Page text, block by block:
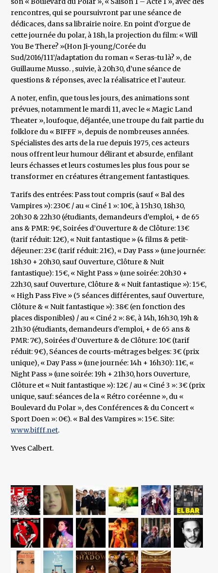
rencontres, qui se poursuivront par une séance de
dédicaces, dans sa librairie noire. En point d’orgue de
cette journée du polar, à 18h, la projection du film: « Will
You Be There? »(Hon Ji-young/Corée du
Sud/2016/111’/adaptation du roman « Seras-tu là? », de
Guillaume Musso. , suivie, à 20h30, d’une séance de
questions & réponses, avec la réalisatrice et l’auteur.
A noter, enfin, que tous les jours, des animations sont
prévues, notamment le mardi 11, avec le « Magic Land
Theater », loufoque, déjantée, une troupe du fait partie du
folklore du « BIFFF », depuis de nombreuses années.
Spécialistes des arts de la rue depuis 1975, ces acteurs
nous offrent leur humour délirant et absurde, enfilant
leurs échasses et leurs costumes les plus fous pour se
transformer en créatures étrangement fantastiques.
Tarifs des entrées: Pass tout compris (sauf « Bal des
Vampires »): 230€ / au « Ciné 1 »: 10€, à 15h30, 18h30,
20h30 & 22h30 (étudiants, demandeurs d’emploi, + de 65
ans & PMR: 9€, Soirées d’Ouverture & de Clôture: 13€
(tarif réduit: 12€), « Nuit fantastique » (4 films & petit-
déjeuner: 23€ (tarif réduit: 21€), « Day Pass » (une journée:
18h30 + 20h30, sauf Ouverture, Clôture & Nuit
fantastique): 15€, « Night Pass » (une soirée: 20h30 +
22h30, sauf Ouverture, Clôture & « Nuit fantastique »): 15€,
« High Pass Five » (5 séances différentes, sauf Ouverture,
Clôture & « Nuit fantastique »): 38€ (en fonction des
places disponibles) / au « Ciné 2 »: 8€, à 14h, 16h30, 19h &
21h30 (étudiants, demandeurs d’emploi, + de 65 ans &
PMR: 7€), Soirées d’Ouverture & de Clôture: 10€ (tarif
réduit: 9€), Séances de courts-métrages belges: 3€ (prix
unique), « Day Pass » (une journée: 14h + 16h30): 11€, «
Night Pass » (une soirée: 19h + 21h30, hors Ouverture,
Clôture et « Nuit fantastique »): 12€ / au « Ciné 3 »: 3€ (prix
unique, sauf: séances de la « Rétro coréenne », du «
Boulevard du Polar », des Conférences & du Concert «
Sport Doen »: 0€). « Bal des Vampires »: 15€. Site:
www.bifff.net.
Yves Calbert.